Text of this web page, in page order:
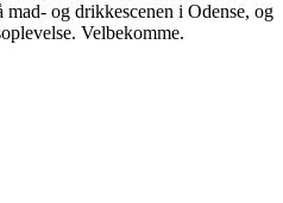
og drikkescenen i Odense, og
Velbekomme.